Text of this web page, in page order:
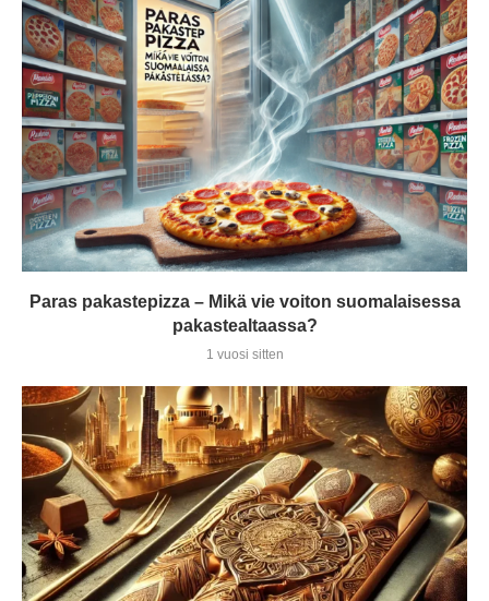
Paras pakastepizza – Mikä vie voiton suomalaisessa
pakastealtaassa?
1 vuosi sitten